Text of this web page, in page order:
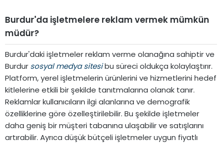
Burdur'da işletmelere reklam vermek mümkün
müdür?
Burdur'daki işletmeler reklam verme olanağına sahiptir ve
Burdur sosyal medya sitesibu süreci oldukça kolaylaştırır.
Platform, yerel işletmelerin ürünlerini ve hizmetlerini hedef
kitlelerine etkili bir şekilde tanıtmalarına olanak tanır.
Reklamlar kullanıcıların ilgi alanlarına ve demografik
özelliklerine göre özelleştirilebilir. Bu şekilde işletmeler
daha geniş bir müşteri tabanına ulaşabilir ve satışlarını
artırabilir. Ayrıca düşük bütçeli işletmeler uygun fiyatlı